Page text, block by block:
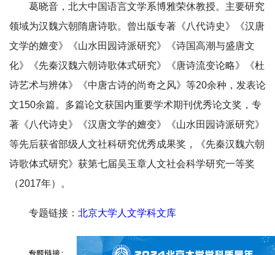
葛晓音，北大中国语言文学系博雅荣休教授。主要研究
领域为汉魏六朝隋唐诗歌。曾出版专著《八代诗史》《汉唐
文学的嬗变》《山水田园诗派研究》《诗国高潮与盛唐文
化》《先秦汉魏六朝诗歌体式研究》《唐诗流变论略》《杜
诗艺术与辨体》《中唐古诗的尚奇之风》等20余种，发表论
文150余篇。多篇论文获国内重要学术期刊优秀论文奖，专
著《八代诗史》《汉唐文学的嬗变》《山水田园诗派研究》
等先后获省部级人文社科研究优秀成果奖，《先秦汉魏六朝
诗歌体式研究》获第七届吴玉章人文社会科学研究一等奖
（2017年）。
专题链接： 北京大学人文学科文库